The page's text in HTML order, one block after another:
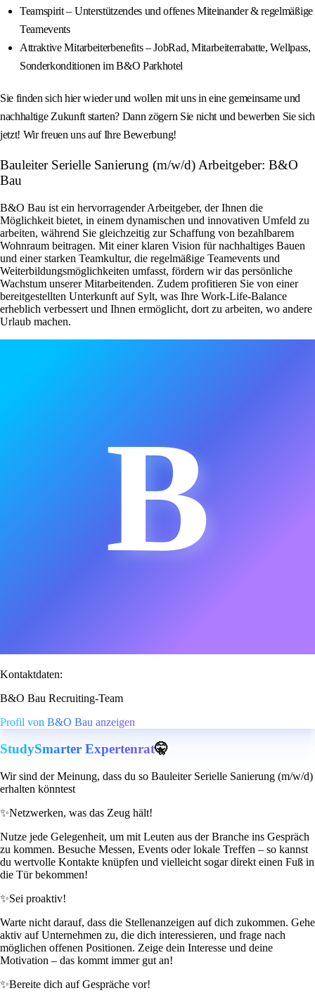
Teamspirit – Unterstützendes und offenes Miteinander & regelmäßige
Teamevents
Attraktive Mitarbeiterbenefits – JobRad, Mitarbeiterrabatte, Wellpass,
Sonderkonditionen im B&O Parkhotel
Sie finden sich hier wieder und wollen mit uns in eine gemeinsame und
nachhaltige Zukunft starten? Dann zögern Sie nicht und bewerben Sie sich
jetzt! Wir freuen uns auf Ihre Bewerbung!
Bauleiter Serielle Sanierung (m/w/d) Arbeitgeber: B&O
Bau
B&O Bau ist ein hervorragender Arbeitgeber, der Ihnen die
Möglichkeit bietet, in einem dynamischen und innovativen Umfeld zu
arbeiten, während Sie gleichzeitig zur Schaffung von bezahlbarem
Wohnraum beitragen. Mit einer klaren Vision für nachhaltiges Bauen
und einer starken Teamkultur, die regelmäßige Teamevents und
Weiterbildungsmöglichkeiten umfasst, fördern wir das persönliche
Wachstum unserer Mitarbeitenden. Zudem profitieren Sie von einer
bereitgestellten Unterkunft auf Sylt, was Ihre Work-Life-Balance
erheblich verbessert und Ihnen ermöglicht, dort zu arbeiten, wo andere
Urlaub machen.
B
Kontaktdaten:
B&O Bau Recruiting-Team
Profil von B&O Bau anzeigen
StudySmarter Expertenrat🤫
Wir sind der Meinung, dass du so Bauleiter Serielle Sanierung (m/w/d)
erhalten könntest
✨Netzwerken, was das Zeug hält!
Nutze jede Gelegenheit, um mit Leuten aus der Branche ins Gespräch
zu kommen. Besuche Messen, Events oder lokale Treffen – so kannst
du wertvolle Kontakte knüpfen und vielleicht sogar direkt einen Fuß in
die Tür bekommen!
✨Sei proaktiv!
Warte nicht darauf, dass die Stellenanzeigen auf dich zukommen. Gehe
aktiv auf Unternehmen zu, die dich interessieren, und frage nach
möglichen offenen Positionen. Zeige dein Interesse und deine
Motivation – das kommt immer gut an!
✨Bereite dich auf Gespräche vor!